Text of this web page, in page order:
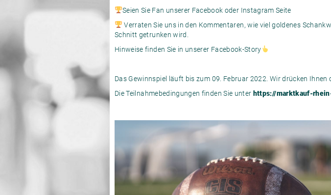
Seien Sie Fan unserer Facebook oder Instagram Seite
Verraten Sie uns in den Kommentaren, wie viel goldenes
Schnitt getrunken wird.
Hinweise finden Sie in unserer Facebook-Story
Das Gewinnspiel läuft bis zum 09. Februar 2022. Wir drücken Ihnen
Die Teilnahmebedingungen finden Sie unter https://marktkauf-